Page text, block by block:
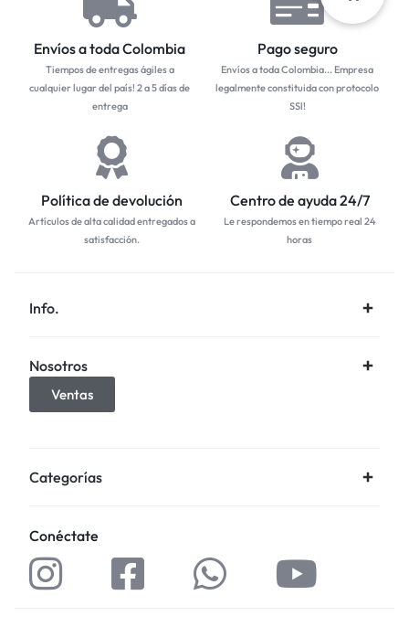
Envíos a toda Colombia
Tiempos de entregas ágiles a
cualquier lugar del país! 2 a 5 días de
entrega
Pago seguro
Envíos a toda Colombia... Empresa
legalmente constituida con protocolo
SSl!
Política de devolución
Artículos de alta calidad entregados a
satisfacción.
Centro de ayuda 24/7
Le respondemos en tiempo real 24
horas
Info.
Nosotros
Ventas
Categorías
Conéctate